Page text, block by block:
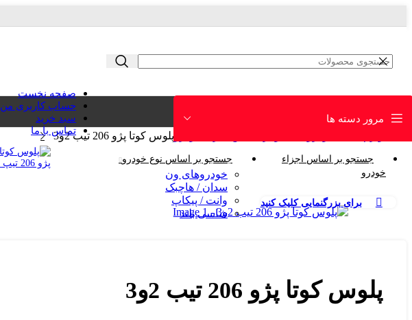
مرور دسته ها
جستجو بر اساس اجزاء
خودرو
جستجو بر اساس نوع خودرو
خودروهای ون
سدان / هاچبک
وانت / پیکاپ
شاسی بلند
صفحه نخست
حساب کاربری من
سبد خرید
تماس با ما
پلوس کوتا پژو 206 تیب 2و3
برای بزرگنمایی کلیک کنید
پلوس کوتا پژو 206 تیب 2و3